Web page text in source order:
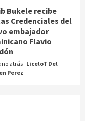
Bukele recibe
Credenciales del
embajador
Flavio
atrás LiceloT Del
Perez